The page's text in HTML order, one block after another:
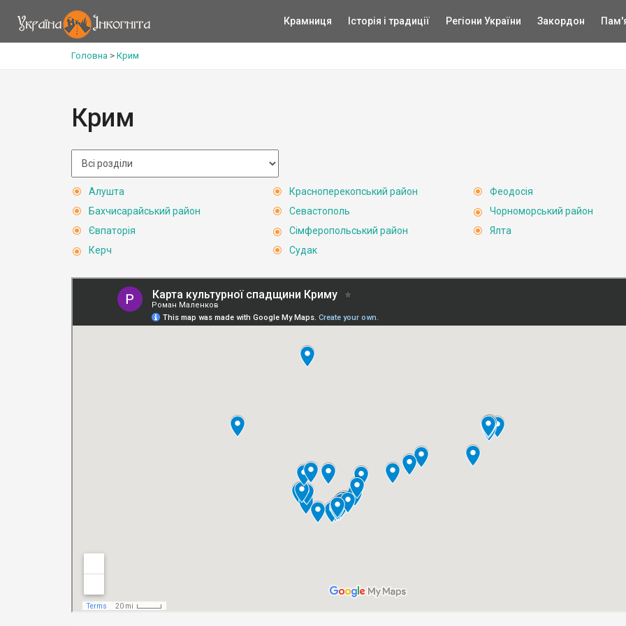
Крамниця Історія і традиції Регіони України Закордон
Головна > Крим
Крим
Алушта
Бахчисарайський район
Євпаторія
Керч
Красноперекопський район
Севастополь
Сімферопольський район
Судак
Феодосія
Чорноморський район
Ялта